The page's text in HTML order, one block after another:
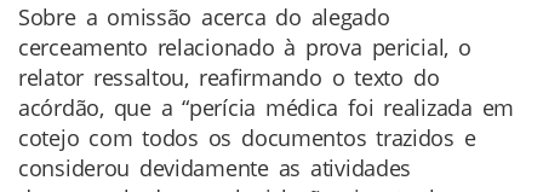
Sobre a omissão acerca do alegado
cerceamento relacionado à prova pericial, o
relator ressaltou, reafirmando o texto do
acórdão, que a “perícia médica foi realizada em
cotejo com todos os documentos trazidos e
considerou devidamente as atividades